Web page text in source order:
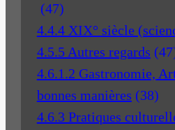
(47)
4.4.4 XIX° siècle
4.5.5 Autres regards
4.6.1.2 Gastronomie,
bonnes manières (38)
4.6.3 Pratiques